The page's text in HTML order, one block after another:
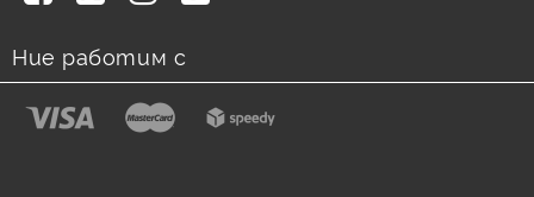
Ние работим с